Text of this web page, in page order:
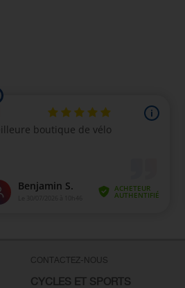
CONTACTEZ-NOUS
CYCLES ET SPORTS